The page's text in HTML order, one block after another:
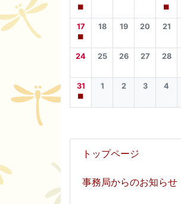
■ ■
17
■
18 19 20 21
24 25 26 27 28
31
■
1 2 3 4
トップページ
事務局からのお知らせ